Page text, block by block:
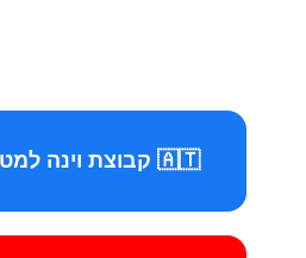
🇦🇹 קבוצת וינה למטיילים